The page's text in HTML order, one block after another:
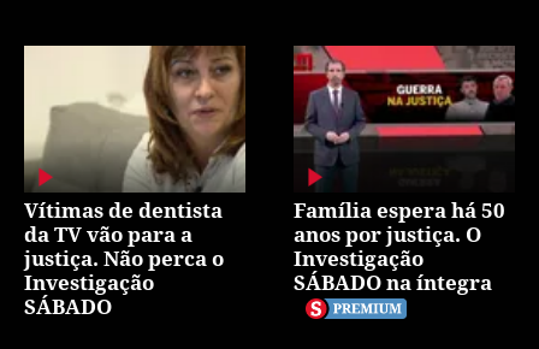
Vítimas de dentista
da TV vão para a
justiça. Não perca o
Investigação
SÁBADO
Família espera há 50
anos por justiça. O
Investigação
SÁBADO na íntegra